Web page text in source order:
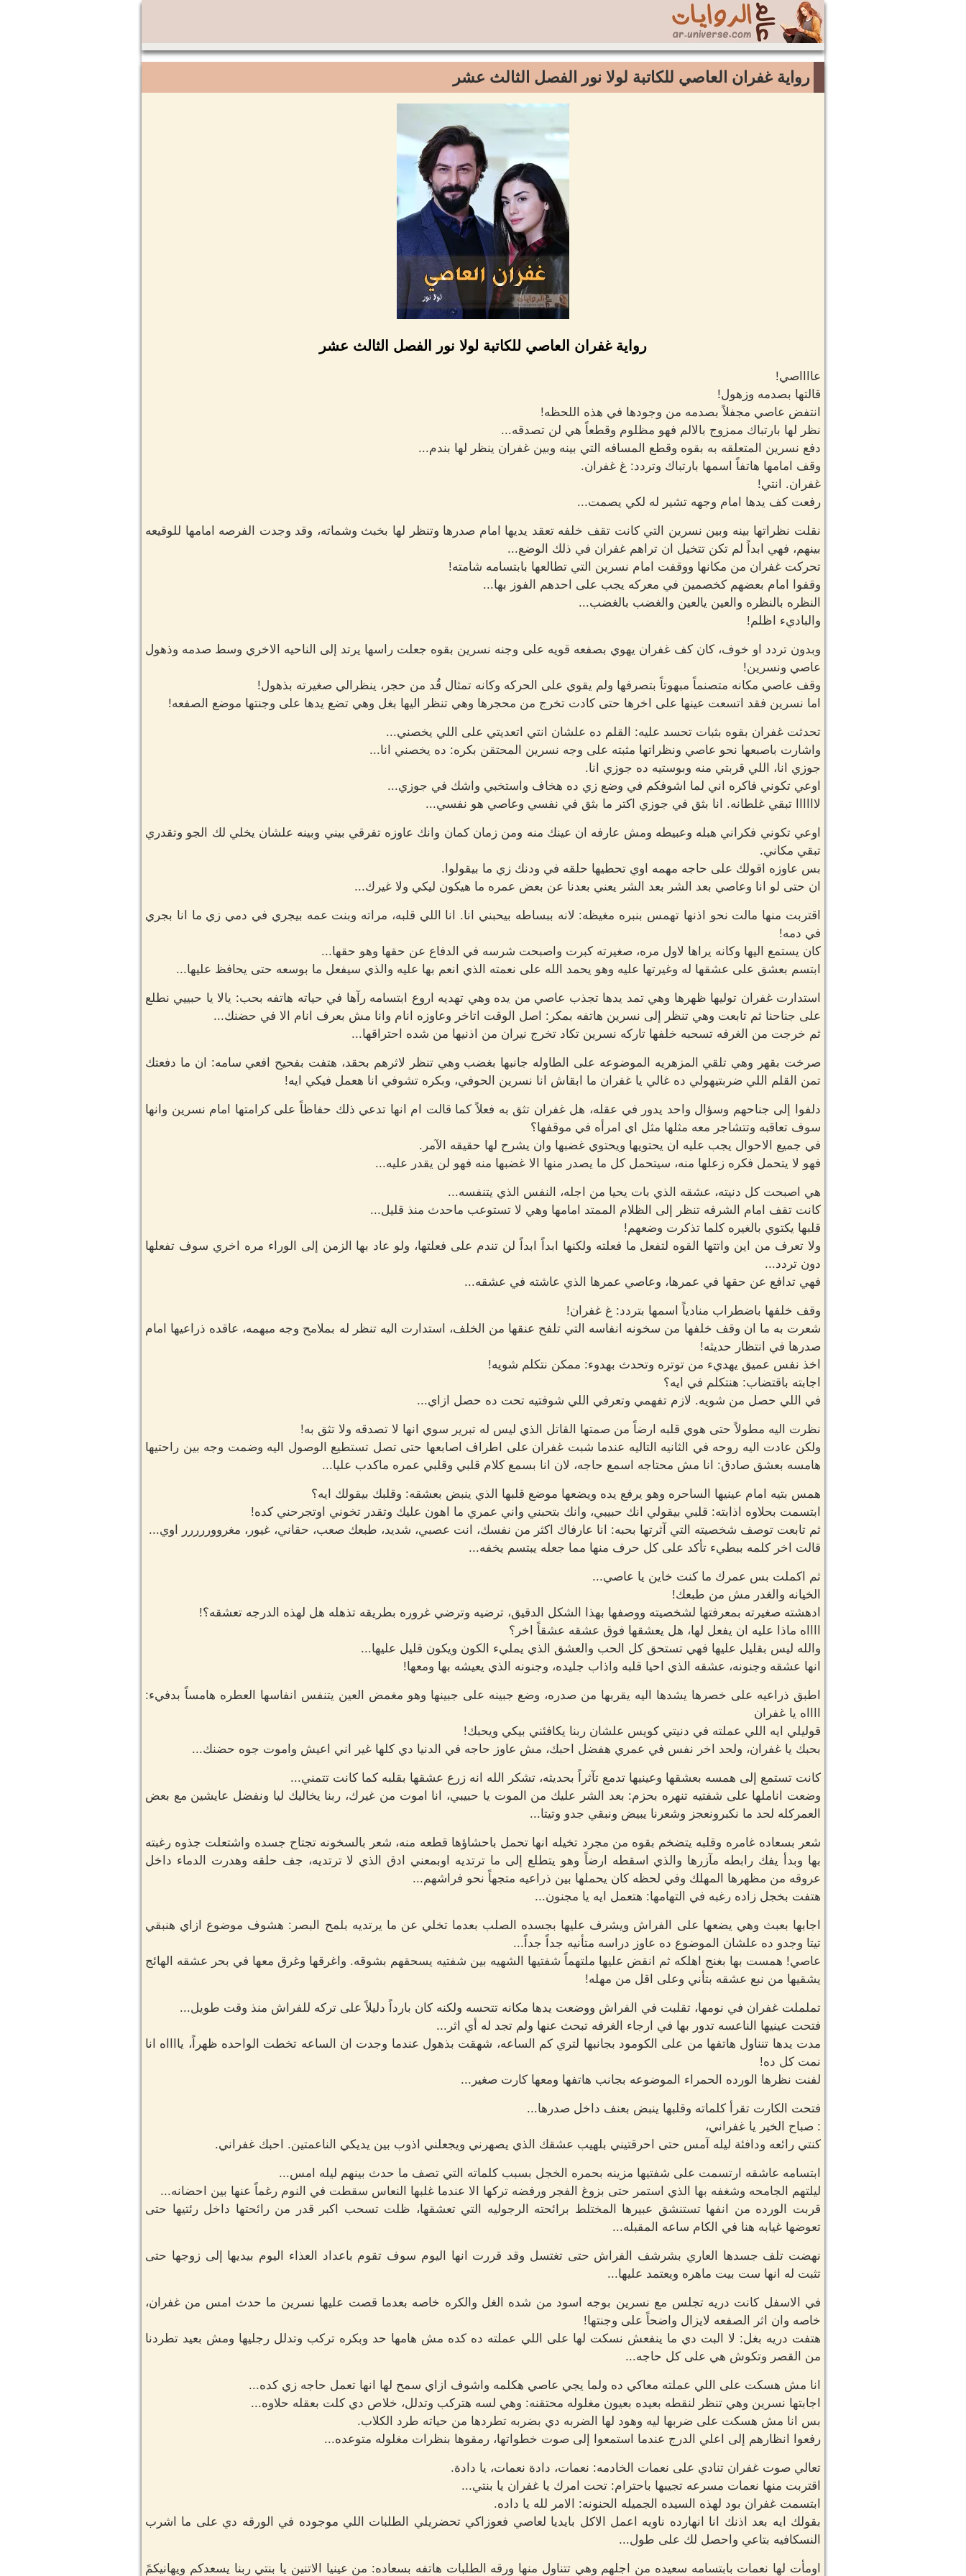
رواية غفران العاصي للكاتبة لولا نور الفصل الثالث عشر
رواية غفران العاصي للكاتبة لولا نور الفصل الثالث عشر
عااااصي!
قالتها بصدمه وزهول!
انتفض عاصي مجفلاً بصدمه من وجودها في هذه اللحظه!
نظر لها بارتباك ممزوج بالالم فهو مظلوم وقطعاً هي لن تصدقه...
دفع نسرين المتعلقه به بقوه وقطع المسافه التي بينه وبين غفران ينظر لها بندم...
وقف امامها هاتفاً اسمها بارتباك وتردد: غ غفران.
غفران. انتي!
رفعت كف يدها امام وجهه تشير له لكي يصمت...
نقلت نظراتها بينه وبين نسرين التي كانت تقف خلفه تعقد يديها امام صدرها وتنظر لها بخبث وشماته، وقد وجدت الفرصه امامها للوقيعه
بينهم، فهي ابداً لم تكن تتخيل ان تراهم غفران في ذلك الوضع...
تحركت غفران من مكانها ووقفت امام نسرين التي تطالعها بابتسامه شامته!
وقفوا امام بعضهم كخصمين في معركه يجب على احدهم الفوز بها...
النظره بالنظره والعين يالعين والغضب بالغضب...
والباديء اظلم!
وبدون تردد او خوف، كان كف غفران يهوي بصفعه قويه على وجنه نسرين بقوه جعلت راسها يرتد إلى الناحيه الاخري وسط صدمه وذهول
عاصي ونسرين!
وقف عاصي مكانه متصنماً مبهوتاً بتصرفها ولم يقوي على الحركه وكانه تمثال قُد من حجر، ينظرالي صغيرته بذهول!
اما نسرين فقد اتسعت عينها على اخرها حتى كادت تخرج من محجرها وهي تنظر اليها بغل وهي تضع يدها على وجنتها موضع الصفعه!
تحدثت غفران بقوه بثبات تحسد عليه: القلم ده علشان انتي اتعديتي على اللي يخصني...
واشارت باصبعها نحو عاصي ونظراتها مثبته على وجه نسرين المحتقن بكره: ده يخصني انا...
جوزي انا، اللي قربتي منه وبوستيه ده جوزي انا.
اوعي تكوني فاكره اني لما اشوفكم في وضع زي ده هخاف واستخبي واشك في جوزي...
لاااااا تبقي غلطانه. انا بثق في جوزي اكتر ما بثق في نفسي وعاصي هو نفسي...
اوعي تكوني فكراني هبله وعبيطه ومش عارفه ان عينك منه ومن زمان كمان وانك عاوزه تفرقي بيني وبينه علشان يخلي لك الجو وتقدري
تبقي مكاني.
بس عاوزه اقولك على حاجه مهمه اوي تحطيها حلقه في ودنك زي ما بيقولوا.
ان حتى لو انا وعاصي بعد الشر بعد الشر يعني بعدنا عن بعض عمره ما هيكون ليكي ولا غيرك...
اقتربت منها مالت نحو اذنها تهمس بنبره مغيظه: لانه ببساطه بيحبني انا. انا اللي قلبه، مراته وبنت عمه بيجري في دمي زي ما انا بجري
في دمه!
كان يستمع اليها وكانه يراها لاول مره، صغيرته كبرت واصبحت شرسه في الدفاع عن حقها وهو حقها...
ابتسم بعشق على عشقها له وغيرتها عليه وهو يحمد الله على نعمته الذي انعم بها عليه والذي سيفعل ما بوسعه حتى يحافظ عليها...
استدارت غفران توليها ظهرها وهي تمد يدها تجذب عاصي من يده وهي تهديه اروع ابتسامه رآها في حياته هاتفه بحب: يالا يا حبييي نطلع
على جناحنا ثم تابعت وهي تنظر إلى نسرين هاتفه بمكر: اصل الوقت اتاخر وعاوزه انام وانا مش بعرف انام الا في حضنك...
ثم خرجت من الغرفه تسحبه خلفها تاركه نسرين تكاد تخرج نيران من اذنيها من شده احتراقها...
صرخت بقهر وهي تلقي المزهريه الموضوعه على الطاوله جانبها بغضب وهي تنظر لاثرهم بحقد، هتفت بفحيح افعي سامه: ان ما دفعتك
تمن القلم اللي ضربتيهولي ده غالي يا غفران ما ابقاش انا نسرين الحوفي، وبكره تشوفي انا هعمل فيكي ايه!
دلفوا إلى جناحهم وسؤال واحد يدور في عقله، هل غفران تثق به فعلاً كما قالت ام انها تدعي ذلك حفاظاً على كرامتها امام نسرين وانها
سوف تعاقبه وتتشاجر معه مثلها مثل اي امرأه في موقفها؟
في جميع الاحوال يجب عليه ان يحتويها ويحتوي غضبها وان يشرح لها حقيقه الآمر.
فهو لا يتحمل فكره زعلها منه، سيتحمل كل ما يصدر منها الا غضبها منه فهو لن يقدر عليه...
هي اصبحت كل دنيته، عشقه الذي بات يحيا من اجله، النفس الذي يتنفسه...
كانت تقف امام الشرفه تنظر إلى الظلام الممتد امامها وهي لا تستوعب ماحدث منذ قليل...
قلبها يكتوي بالغيره كلما تذكرت وضعهم!
ولا تعرف من اين واتتها القوه لتفعل ما فعلته ولكنها ابداً ابداً لن تندم على فعلتها، ولو عاد بها الزمن إلى الوراء مره اخري سوف تفعلها
دون تردد...
فهي تدافع عن حقها في عمرها، وعاصي عمرها الذي عاشته في عشقه...
وقف خلفها باضطراب منادياً اسمها بتردد: غ غفران!
شعرت به ما ان وقف خلفها من سخونه انفاسه التي تلفح عنقها من الخلف، استدارت اليه تنظر له بملامح وجه مبهمه، عاقده ذراعيها امام
صدرها في انتظار حديثه!
اخذ نفس عميق يهديء من توتره وتحدث بهدوء: ممكن نتكلم شويه!
اجابته باقتضاب: هنتكلم في ايه؟
في اللي حصل من شويه. لازم تفهمي وتعرفي اللي شوفتيه تحت ده حصل ازاي...
نظرت اليه مطولاً حتى هوي قلبه ارضاً من صمتها القاتل الذي ليس له تبرير سوي انها لا تصدقه ولا تثق به!
ولكن عادت اليه روحه في الثانيه التاليه عندما شبت غفران على اطراف اصابعها حتى تصل تستطيع الوصول اليه وضمت وجه بين راحتيها
هامسه بعشق صادق: انا مش محتاجه اسمع حاجه، لان انا بسمع كلام قلبي وقلبي عمره ماكدب عليا...
همس بتيه امام عينيها الساحره وهو يرفع يده ويضعها موضع قلبها الذي ينبض بعشقه: وقلبك بيقولك ايه؟
ابتسمت بحلاوه اذابته: قلبي بيقولي انك حبيبي، وانك بتحبني واني عمري ما اهون عليك وتقدر تخوني اوتجرحني كده!
ثم تابعت توصف شخصيته التي آثرتها بحبه: انا عارفاك اكثر من نفسك، انت عصبي، شديد، طبعك صعب، حقاني، غيور، مغرووررررر اوي...
قالت اخر كلمه ببطيء تأكد على كل حرف منها مما جعله يبتسم يخفه...
ثم اكملت بس عمرك ما كنت خاين يا عاصي...
الخيانه والغدر مش من طبعك!
ادهشته صغيرته بمعرفتها لشخصيته ووصفها بهذا الشكل الدقيق، ترضيه وترضي غروره بطريقه تذهله هل لهذه الدرجه تعشقه؟!
ااااه ماذا عليه ان يفعل لها، هل يعشقها فوق عشقه عشقاً اخر؟
والله ليس بقليل عليها فهي تستحق كل الحب والعشق الذي يمليء الكون ويكون قليل عليها...
انها عشقه وجنونه، عشقه الذي احيا قلبه واذاب جليده، وجنونه الذي يعيشه بها ومعها!
اطبق ذراعيه على خصرها يشدها اليه يقربها من صدره، وضع جبينه على جبينها وهو مغمض العين يتنفس انفاسها العطره هامساً بدفيء:
ااااه يا غفران
قوليلي ايه اللي عملته في دنيتي كويس علشان ربنا يكافئني بيكي ويحبك!
بحبك يا غفران، ولحد اخر نفس في عمري هفضل احبك، مش عاوز حاجه في الدنيا دي كلها غير اني اعيش واموت جوه حضنك...
كانت تستمع إلى همسه بعشقها وعينيها تدمع تآثراً بحديثه، تشكر الله انه زرع عشقها بقلبه كما كانت تتمني...
وضعت اناملها على شفتيه تنهره بحزم: بعد الشر عليك من الموت يا حبيبي، انا اموت من غيرك، ربنا يخاليك ليا ونفضل عايشين مع بعض
العمركله لحد ما نكبرونعجز وشعرنا يبيض ونبقي جدو وتيتا...
شعر بسعاده غامره وقلبه يتضخم بقوه من مجرد تخيله انها تحمل باحشاؤها قطعه منه، شعر بالسخونه تجتاح جسده واشتعلت جذوه رغبته
بها وبدأ يفك رابطه مآزرها والذي اسقطه ارضاً وهو يتطلع إلى ما ترتديه اوبمعني ادق الذي لا ترتديه، جف حلقه وهدرت الدماء داخل
عروقه من مظهرها المهلك وفي لحظه كان يحملها بين ذراعيه متجهاً نحو فراشهم...
هتفت بخجل زاده رغبه في التهامها: هتعمل ايه يا مجنون...
اجابها بعبث وهي يضعها على الفراش ويشرف عليها بجسده الصلب بعدما تخلي عن ما يرتديه بلمح البصر: هشوف موضوع ازاي هنبقي
تيتا وجدو ده علشان الموضوع ده عاوز دراسه متأنيه جداً جداً...
عاصي! همست بها بغنج اهلكه ثم انقض عليها ملتهماً شفتيها الشهيه بين شفتيه يسحقهم بشوقه. واغرقها وغرق معها في بحر عشقه الهائج
يشقيها من نبع عشقه بتأني وعلى اقل من مهله!
تململت غفران في نومها، تقلبت في الفراش ووضعت يدها مكانه تتحسه ولكنه كان بارداً دليلاً على تركه للفراش منذ وقت طويل...
فتحت عينيها الناعسه تدور بها في ارجاء الغرفه تبحث عنها ولم تجد له أي اثر...
مدت يدها تنناول هاتفها من على الكومود بجانبها لتري كم الساعه، شهقت بذهول عندما وجدت ان الساعه تخطت الواحده ظهراً، يااااه انا
نمت كل ده!
لفنت نظرها الورده الحمراء الموضوعه بجانب هاتفها ومعها كارت صغير...
فتحت الكارت تقرأ كلماته وقلبها ينبض بعنف داخل صدرها...
: صباح الخير يا غفراني،
كنتي رائعه ودافئة ليله آمس حتى احرقتيني بلهيب عشقك الذي يصهرني ويجعلني اذوب بين يديكي الناعمتين. احبك غفراني.
ابتسامه عاشقه ارتسمت على شفتيها مزينه بحمره الخجل بسبب كلماته التي تصف ما حدث بينهم ليله امس...
ليلتهم الجامحه وشغفه بها الذي استمر حتى بزوغ الفجر ورفضه تركها الا عندما غلبها النعاس سقطت في النوم رغماً عنها بين احضانه...
قربت الورده من انفها تستنشق عبيرها المختلط برائحته الرجوليه التي تعشقها، ظلت تسحب اكبر قدر من رائحتها داخل رئتيها حتى
تعوضها غيابه هنا في الكام ساعه المقبله...
نهضت تلف جسدها العاري بشرشف الفراش حتى تغتسل وقد قررت انها اليوم سوف تقوم باعداد العذاء اليوم بيديها إلى زوجها حتى
تثبت له انها ست بيت ماهره ويعتمد عليها...
في الاسفل كانت دريه تجلس مع نسرين بوجه اسود من شده الغل والكره خاصه بعدما قصت عليها نسرين ما حدث امس من غفران،
خاصه وان اثر الصفعه لايزال واضحاً على وجنتها!
هتفت دريه بغل: لا البت دي ما ينفعش نسكت لها على اللي عملته ده كده مش هامها حد وبكره تركب وتدلل رجليها ومش بعيد تطردنا
من القصر وتكوش هي على كل حاجه...
انا مش هسكت على اللي عملته معاكي ده ولما يجي عاصي هكلمه واشوف ازاي سمح لها انها تعمل حاجه زي كده...
اجابتها نسرين وهي تنظر لنقطه بعيده بعيون مغلوله محتقنه: وهي لسه هتركب وتدلل، خلاص دي كلت بعقله حلاوه...
بس انا مش هسكت على ضربها ليه وهود لها الضربه دي بضربه تطردها من حياته طرد الكلاب.
رفعوا انظارهم إلى اعلي الدرج عندما استمعوا إلى صوت خطواتها، رمقوها بنظرات مغلوله متوعده...
تعالي صوت غفران تنادي على نعمات الخادمه: نعمات، دادة نعمات، يا دادة.
اقتربت منها نعمات مسرعه تجيبها باحترام: تحت امرك يا غفران يا بنتي...
ابتسمت غفران بود لهذه السيده الجميله الحنونه: الامر لله يا داده.
بقولك ايه بعد اذنك انا انهارده ناويه اعمل الاكل بايديا لعاصي فعوزاكي تحضريلي الطلبات اللي موجوده في الورقه دي على ما اشرب
النسكافيه بتاعي واحصل لك على طول...
اومأت لها نعمات بابتسامه سعيده من اجلهم وهي تتناول منها ورقه الطلبات هاتفه بسعاده: من عينيا الاتنين يا بنتي ربنا يسعدكم ويهانيكمً